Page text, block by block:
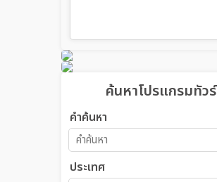
ค้นหาโปรแกรมทัวร์
คำค้นหา
ประเทศ